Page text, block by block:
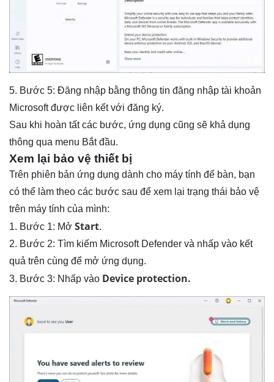
5. Bước 5: Đăng nhập bằng thông tin đăng nhập tài khoản
Microsoft được liên kết với đăng ký.
Sau khi hoàn tất các bước, ứng dụng cũng sẽ khả dụng
thông qua menu Bắt đầu.
Xem lại bảo vệ thiết bị
Trên phiên bản ứng dụng dành cho máy tính để bàn, bạn
có thể làm theo các bước sau để xem lại trạng thái bảo vệ
trên máy tính của mình:
1. Bước 1: Mở Start.
2. Bước 2: Tìm kiếm Microsoft Defender và nhấp vào kết
quả trên cùng để mở ứng dụng.
3. Bước 3: Nhấp vào Device protection.